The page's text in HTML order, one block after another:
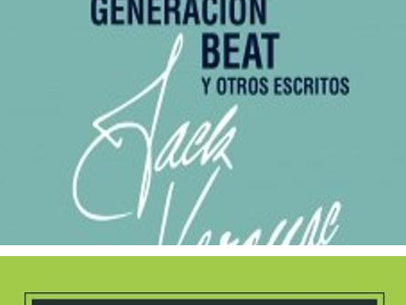
La Filosofía De La Generación Beat
$ 35.000
3 cuotas sin interés de $ 11.667